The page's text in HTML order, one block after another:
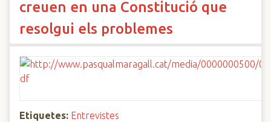
creuen en una Constitució que
resolgui els problemes
Etiquetes: Entrevistes